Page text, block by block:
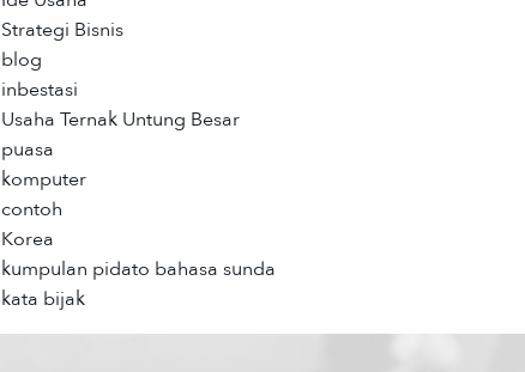
Strategi Bisnis
blog
inbestasi
Usaha Ternak Untung Besar
puasa
komputer
contoh
Korea
kumpulan pidato bahasa sunda
kata bijak